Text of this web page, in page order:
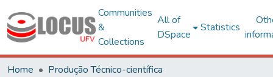
Communities
&
Collections
All of
DSpace
Statistics
Home
Produção Técnico-científica